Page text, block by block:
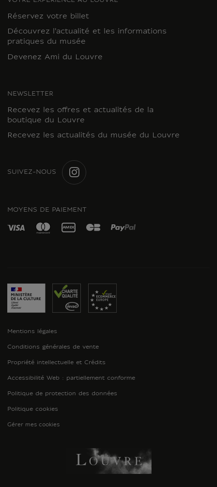
Réservez votre billet
Découvrez l'actualité et les informations
pratiques du musée
Devenez Ami du Louvre
NEWSLETTER
Recevez les offres et actualités de la
boutique du Louvre
Recevez les actualités du musée du Louvre
SUIVEZ-NOUS
MOYENS DE PAIEMENT
Mentions légales
Conditions générales de vente
Propriété intellectuelle et Crédits
Accessibilité Web : partiellement conforme
Politique de protection des données
Politique cookies
Gérer mes cookies